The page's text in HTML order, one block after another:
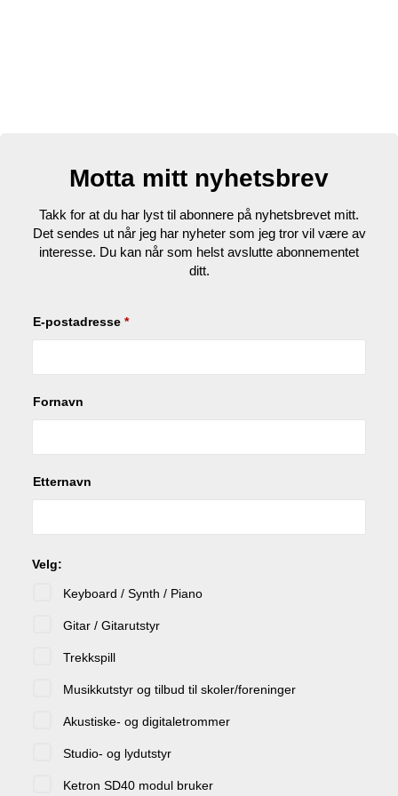
Motta mitt nyhetsbrev
Takk for at du har lyst til abonnere på nyhetsbrevet mitt.
Det sendes ut når jeg har nyheter som jeg tror vil være av
interesse. Du kan når som helst avslutte abonnementet
ditt.
E-postadresse *
Fornavn
Etternavn
Velg:
Keyboard / Synth / Piano
Gitar / Gitarutstyr
Trekkspill
Musikkutstyr og tilbud til skoler/foreninger
Akustiske- og digitaletrommer
Studio- og lydutstyr
Ketron SD40 modul bruker